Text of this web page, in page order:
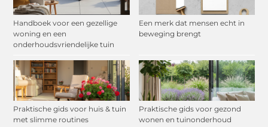
Handboek voor een gezellige
woning en een
onderhoudsvriendelijke tuin
Een merk dat mensen echt in
beweging brengt
Praktische gids voor huis & tuin
met slimme routines
Praktische gids voor gezond
wonen en tuinonderhoud